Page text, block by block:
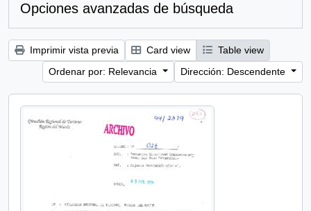
Opciones avanzadas de búsqueda
Imprimir vista previa Card view
Table view
Ordenar por: Relevancia
Dirección: Descendente